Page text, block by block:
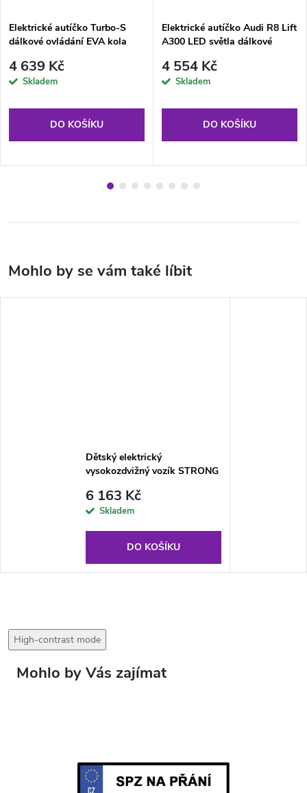
Elektrické autíčko Turbo-S
dálkové ovládání EVA kola
4 639 Kč
Skladem
DO KOŠÍKU
Elektrické autíčko Audi R8 Lift
A300 LED světla dálkové
4 554 Kč
Skladem
DO KOŠÍKU
Dětský elektrický
vysokozdvižný vozík STRONG
6 163 Kč
Skladem
DO KOŠÍKU
High-contrast mode